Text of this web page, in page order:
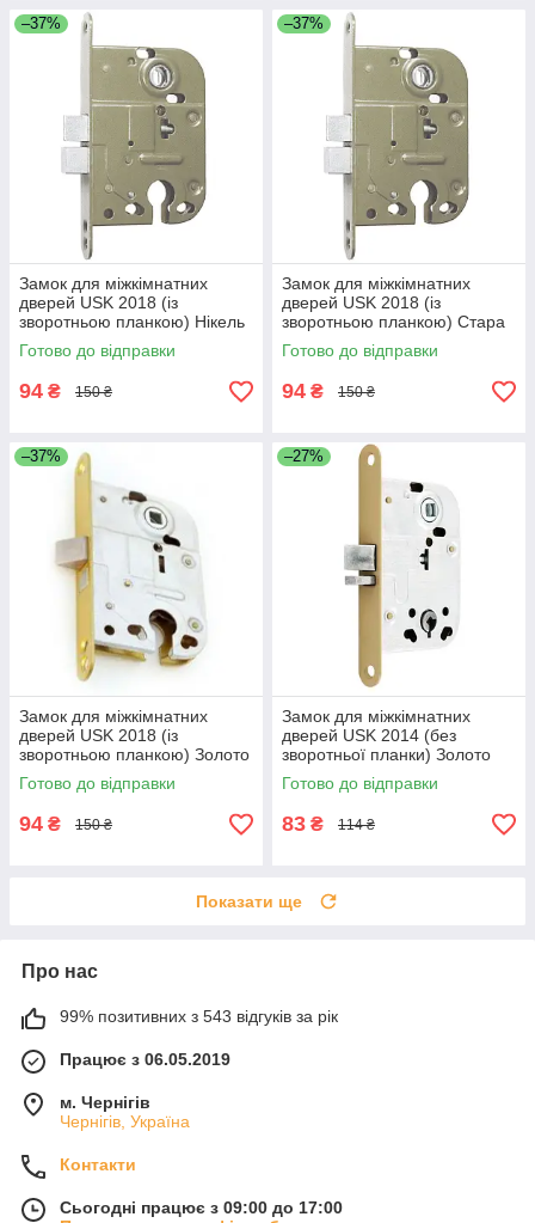
–37%
Замок для міжкімнатних
дверей USK 2018 (із
зворотньою планкою) Нікель
Готово до відправки
94 ₴ 150 ₴
–37%
Замок для міжкімнатних
дверей USK 2018 (із
зворотньою планкою) Стара
бронза
Готово до відправки
94 ₴ 150 ₴
–37%
Замок для міжкімнатних
дверей USK 2018 (із
зворотньою планкою) Золото
Готово до відправки
94 ₴ 150 ₴
–27%
Замок для міжкімнатних
дверей USK 2014 (без
зворотньої планки) Золото
Готово до відправки
83 ₴ 114 ₴
Показати ще
Про нас
99% позитивних з 543 відгуків за рік
Працює з 06.05.2019
м. Чернігів
Чернігів, Україна
Контакти
Сьогодні працює з 09:00 до 17:00